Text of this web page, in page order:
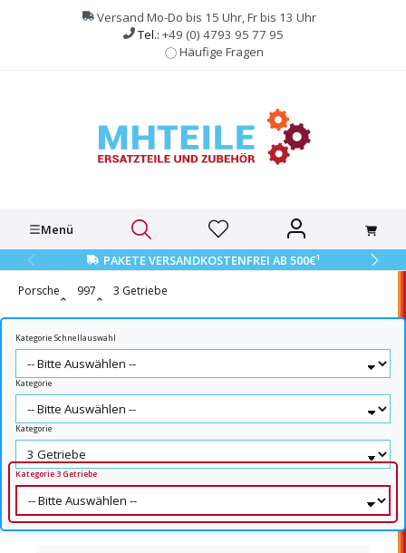
springen
Versand Mo-Do bis 15 Uhr, Fr bis 13 Uhr
Tel.: +49 (0) 4793 95 77 95
Häufige Fragen
Menü
PAKETE VERSANDKOSTENFREI AB 500€1
Porsche 997 3 Getriebe
Kategorie Schnellauswahl
Kategorie
Kategorie
Kategorie 3 Getriebe